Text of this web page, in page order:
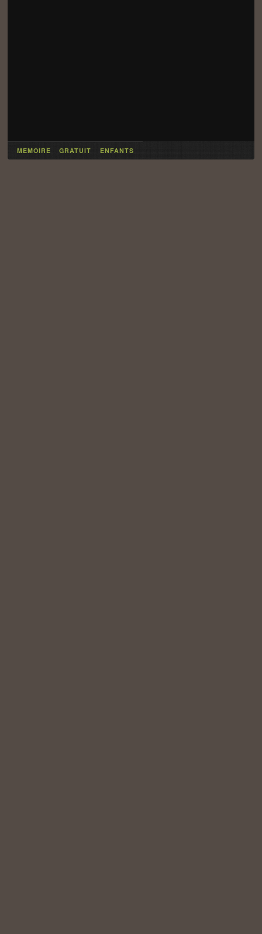
MEMOIRE GRATUIT ENFANTS